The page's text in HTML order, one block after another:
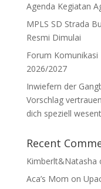
Agenda Kegiatan
MPLS SD Strada
Resmi Dimulai
Forum Komunikasi
2026/2027
Inwiefern der
Vorschlag
dich speziell
Recent
Kimberlt&Natasha
Aca’s Mom on